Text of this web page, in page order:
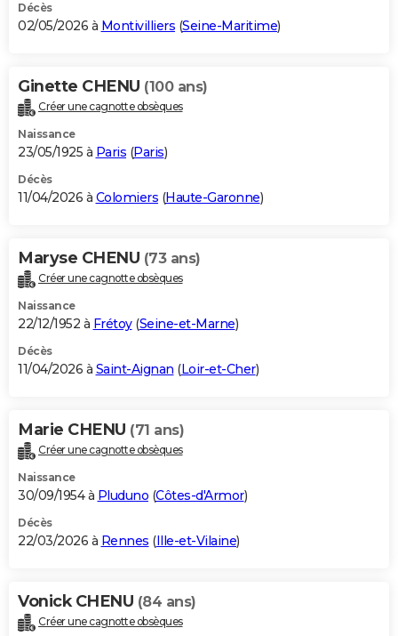
Décès
02/05/2026 à Montivilliers (Seine-Maritime)
Ginette CHENU (100 ans)
Créer une cagnotte obsèques
Naissance
23/05/1925 à Paris (Paris)
Décès
11/04/2026 à Colomiers (Haute-Garonne)
Maryse CHENU (73 ans)
Créer une cagnotte obsèques
Naissance
22/12/1952 à Frétoy(Seine-et-Marne)
Décès
11/04/2026 à Saint-Aignan (Loir-et-Cher)
Marie CHENU (71 ans)
Créer une cagnotte obsèques
Naissance
30/09/1954 à Pluduno (Côtes-d'Armor)
Décès
22/03/2026 à Rennes (Ille-et-Vilaine)
Vonick CHENU (84 ans)
Créer une cagnotte obsèques